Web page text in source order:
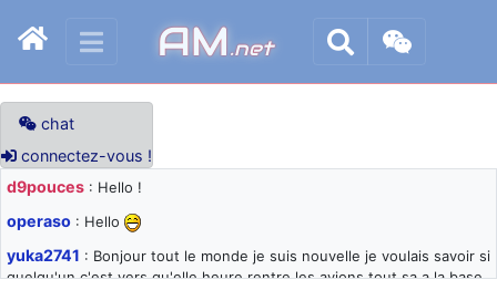
AM.net
chat
connectez-vous !
d9pouces : Hello !
operaso : Hello
yuka2741 : Bonjour tout le monde je suis nouvelle je voulais savoir si
quelqu'un c'est vers qu'elle heure rentre les avions tout sa a la base